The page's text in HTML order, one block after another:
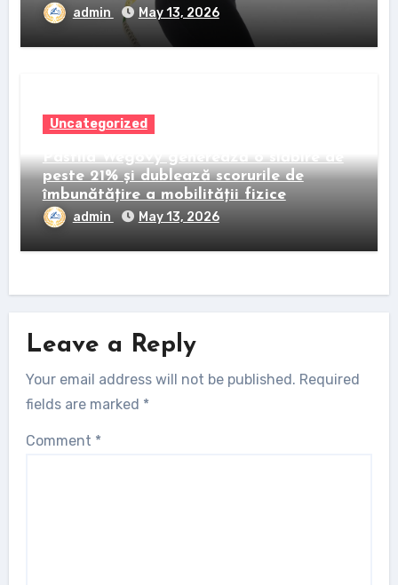
admin May 13, 2026
Uncategorized
Pastila Wegovy generează o slăbire de
peste 21% și dublează scorurile de
îmbunătățire a mobilității fizice
admin May 13, 2026
Leave a Reply
Your email address will not be published. Required
fields are marked *
Comment *